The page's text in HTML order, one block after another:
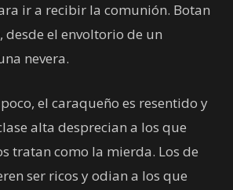
ir a recibir la comunión. Botan
desde el envoltorio de un
nevera.
el caraqueño es resentido y
alta desprecian a los que
tratan como la mierda. Los de
ser ricos y odian a los que